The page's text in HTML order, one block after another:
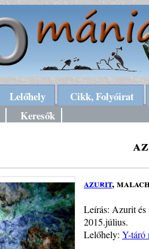
Lelőhely
Cikk, Folyóirat
Keresők
azurit,
Leírás: Azurit és
2015.július.
Lelőhely: Y-táró